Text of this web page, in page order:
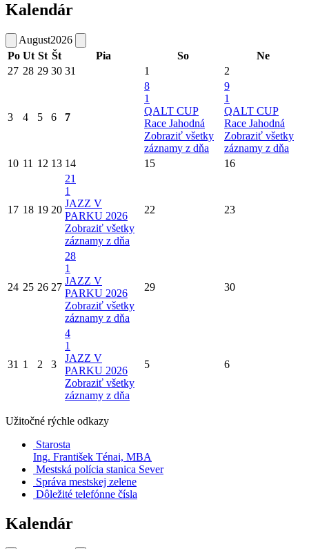
Kalendár
August2026
Po Ut St Št Pia So
Ne
27 28 29 30 31 1 2
3 4 5 6 7
8
1
QALT CUP
Race Jahodná
Zobraziť všetky
záznamy z dňa
9
1
QALT CUP
Race Jahodná
Zobraziť všetky
záznamy z dňa
10 11 12 13 14 15 16
17 18 19 20
21
1
JAZZ V
PARKU 2026
Zobraziť všetky
záznamy z dňa
22 23
24 25 26 27
28
1
JAZZ V
PARKU 2026
Zobraziť všetky
záznamy z dňa
29 30
31 1 2 3
4
1
JAZZ V
PARKU 2026
Zobraziť všetky
záznamy z dňa
5 6
Užitočné rýchle odkazy
Starosta
Ing. František Ténai, MBA
Mestská polícia stanica Sever
Správa mestskej zelene
Dôležité telefónne čísla
Kalendár